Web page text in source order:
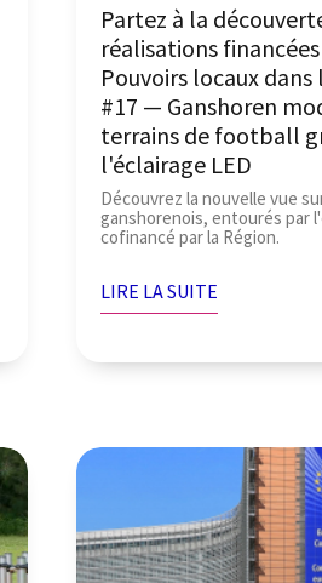
Partez à la
réalisations
Pouvoirs locaux
#17 — Ganshoren
terrains de football
l'éclairage LED
Découvrez la nouvelle vue
ganshorenois, entourés par
cofinancé par la Région.
LIRE LA SUITE